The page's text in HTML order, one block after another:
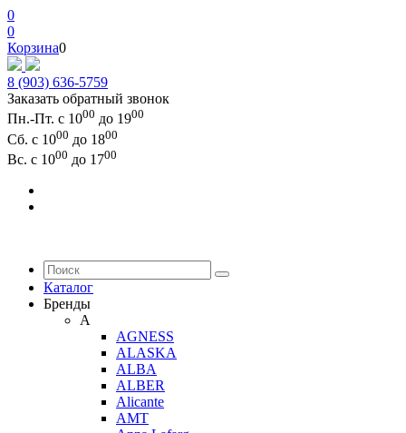
0
0
Корзина0
8 (903) 636-5759
Заказать обратный звонок
Пн.-Пт. с 1000 до 1900
Сб. с 1000 до 1800
Вс. с 1000 до 1700
Каталог
Бренды
A
AGNESS
ALASKA
ALBA
ALBER
Alicante
AMT